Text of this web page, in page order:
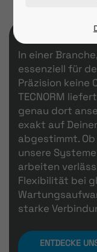
In einer
essenziell für
Präzision keine
TECNORM
genau dort
exakt auf
abgestimmt.
unsere
arbeiten
Flexibilität bei
starke
ENTDECKE